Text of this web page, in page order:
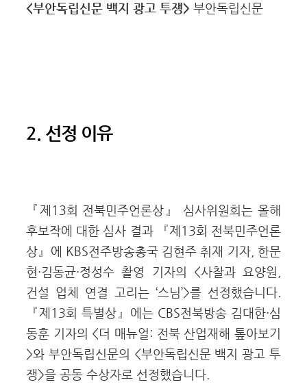
<부안독립신문 백지 광고 투쟁> 부안독립신문
2. 선정 이유
『제13회 전북민주언론상』 심사위원회는 올해
후보작에 대한 심사 결과 『제13회 전북민주언론
상』에 KBS전주방송총국 김현주 취재 기자, 한문
현·김동균·정성수 촬영 기자의 <사찰과 요양원,
건설 업체 연결 고리는 ‘스님’>를 선정했습니다.
『제13회 특별상』에는 CBS전북방송 김대한·심
동훈 기자의 <더 매뉴얼: 전북 산업재해 톺아보기
>와 부안독립신문의 <부안독립신문 백지 광고 투
쟁>을 공동 수상자로 선정했습니다.